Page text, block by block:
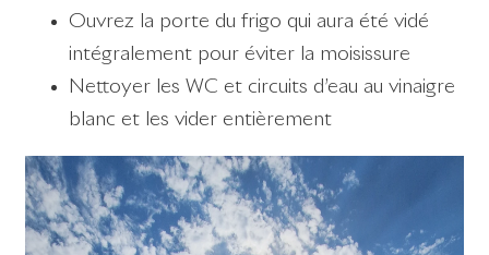
Ouvrez la porte du frigo qui aura été vidé
intégralement pour éviter la moisissure
Nettoyer les WC et circuits d’eau au vinaigre
blanc et les vider entièrement